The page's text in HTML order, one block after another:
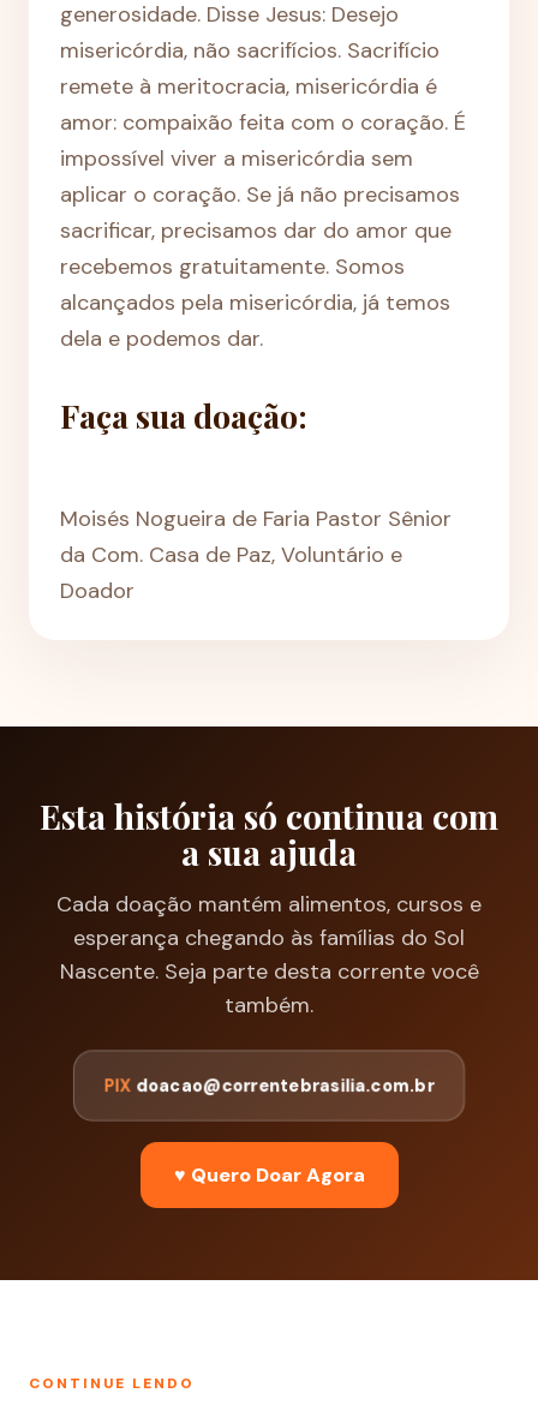
generosidade. Disse Jesus: Desejo
misericórdia, não sacrifícios. Sacrifício
remete à meritocracia, misericórdia é
amor: compaixão feita com o coração. É
impossível viver a misericórdia sem
aplicar o coração. Se já não precisamos
sacrificar, precisamos dar do amor que
recebemos gratuitamente. Somos
alcançados pela misericórdia, já temos
dela e podemos dar.
Faça sua doação:
Moisés Nogueira de Faria Pastor Sênior
da Com. Casa de Paz, Voluntário e
Doador
Esta história só continua com
a sua ajuda
Cada doação mantém alimentos, cursos e
esperança chegando às famílias do Sol
Nascente. Seja parte desta corrente você
também.
PIX doacao@correntebrasilia.com.br
♥ Quero Doar Agora
CONTINUE LENDO